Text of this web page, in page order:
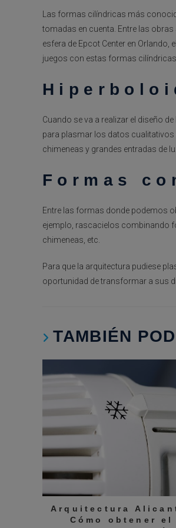
Las formas cilíndricas más
tomadas en cuenta. Entre las
esfera de Epcot Center en Orlando,
juegos con estas formas cilíndricas.
Cuando se va a realizar el diseño
para plasmar los datos cualitativos
chimeneas y grandes entradas de
Formas
Entre las formas donde podemos
ejemplo, rascacielos combinando
chimeneas, etc.
Para que la arquitectura pudiese
oportunidad de transformar a sus
TAMBIÉN
Arquitectura
Cómo obtener el